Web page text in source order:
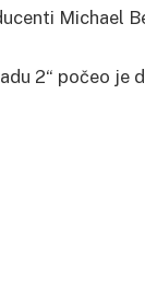
Michael
2“ počeo je